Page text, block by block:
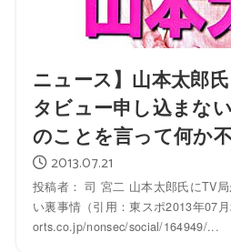
ニュース】山本太郎
タビュー申し込まな
のことを言って何か
2013.07.21
投稿者： 司 宮二 山本太郎氏にTV
い裏事情（引用：東スポ2013年07
orts.co.jp/nonsec/social/164949/...